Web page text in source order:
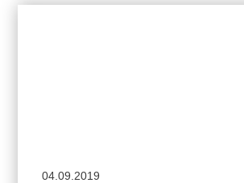
04.09.2019